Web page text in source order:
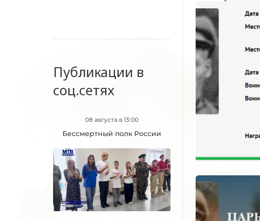
Публикации в
соц.сетях
08 августа в 13:00
Бессмертный полк России